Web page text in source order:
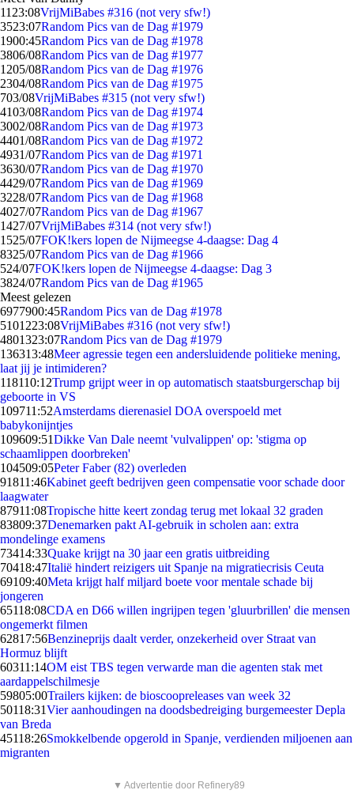
11 23:08VrijMiBabes #316 (not very sfw!)
3523:07Random Pics van de Dag #1979
1900:45Random Pics van de Dag #1978
3806/08Random Pics van de Dag #1977
1205/08Random Pics van de Dag #1976
2304/08Random Pics van de Dag #1975
703/08VrijMiBabes #315 (not very sfw!)
4103/08Random Pics van de Dag #1974
3002/08Random Pics van de Dag #1973
4401/08Random Pics van de Dag #1972
4931/07Random Pics van de Dag #1971
3630/07Random Pics van de Dag #1970
4429/07Random Pics van de Dag #1969
3228/07Random Pics van de Dag #1968
4027/07Random Pics van de Dag #1967
1427/07VrijMiBabes #314 (not very sfw!)
1525/07FOK!kers lopen de Nijmeegse 4-daagse: Dag 4
8325/07Random Pics van de Dag #1966
524/07FOK!kers lopen de Nijmeegse 4-daagse: Dag 3
3824/07Random Pics van de Dag #1965
Meest gelezen
6977900:45Random Pics van de Dag #1978
5101223:08VrijMiBabes #316 (not very sfw!)
4801323:07Random Pics van de Dag #1979
136313:48Meer agressie tegen een andersluidende politieke mening,
laat jij je intimideren?
118110:12Trump grijpt weer in op automatisch staatsburgerschap bij
geboorte in VS
109711:52Amsterdams dierenasiel DOA overspoeld met
babykonijntjes
109609:51Dikke Van Dale neemt 'vulvalippen' op: 'stigma op
schaamlippen doorbreken'
104509:05Peter Faber (82) overleden
91811:46Kabinet geeft bedrijven geen compensatie voor schade door
laagwater
87911:08Tropische hitte keert zondag terug met lokaal 32 graden
83809:37Denemarken pakt AI-gebruik in scholen aan: extra
mondelinge examens
73414:33Quake krijgt na 30 jaar een gratis uitbreiding
70418:47Italië hindert reizigers uit Spanje na migratiecrisis Ceuta
69109:40Meta krijgt half miljard boete voor mentale schade bij
jongeren
65118:08CDA en D66 willen ingrijpen tegen 'gluurbrillen' die mensen
ongemerkt filmen
62817:56Benzineprijs daalt verder, onzekerheid over Straat van
Hormuz blijft
60311:14OM eist TBS tegen verwarde man die agenten stak met
aardappelschilmesje
59805:00Trailers kijken: de bioscoopreleases van week 32
50118:31Vier aanhoudingen na doodsbedreiging burgemeester Depla
van Breda
45118:26Smokkelbende opgerold in Spanje, verdienden miljoenen aan
migranten
▼ Advertentie door Refinery89